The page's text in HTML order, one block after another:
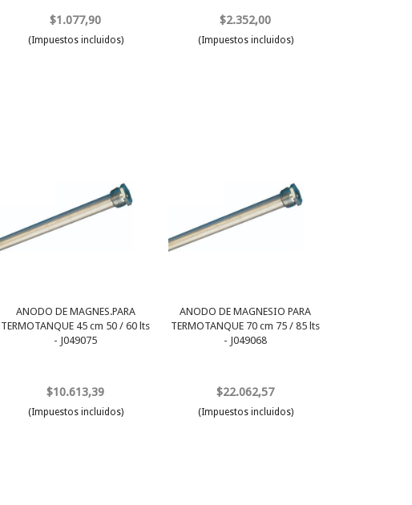
$1.077,90
(Impuestos incluidos)
$2.352,00
(Impuestos incluidos)
ANODO DE MAGNES.PARA
TERMOTANQUE 45 cm 50 / 60 lts
- J049075
$10.613,39
(Impuestos incluidos)
ANODO DE MAGNESIO PARA
TERMOTANQUE 70 cm 75 / 85 lts
- J049068
$22.062,57
(Impuestos incluidos)